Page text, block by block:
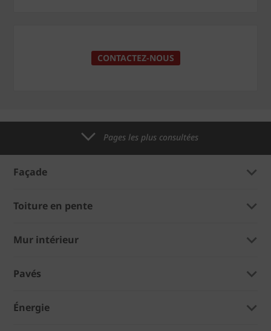
CONTACTEZ-NOUS
Pages les plus consultées
Façade
Toiture en pente
Mur intérieur
Pavés
Énergie